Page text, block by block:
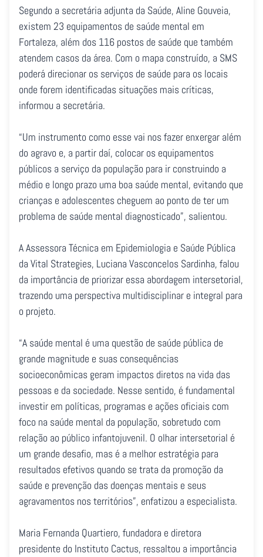
Segundo a secretária adjunta da Saúde, Aline Gouveia,
existem 23 equipamentos de saúde mental em
Fortaleza, além dos 116 postos de saúde que também
atendem casos da área. Com o mapa construído, a SMS
poderá direcionar os serviços de saúde para os locais
onde forem identificadas situações mais críticas,
informou a secretária.
“Um instrumento como esse vai nos fazer enxergar além
do agravo e, a partir daí, colocar os equipamentos
públicos a serviço da população para ir construindo a
médio e longo prazo uma boa saúde mental, evitando que
crianças e adolescentes cheguem ao ponto de ter um
problema de saúde mental diagnosticado”, salientou.
A Assessora Técnica em Epidemiologia e Saúde Pública
da Vital Strategies, Luciana Vasconcelos Sardinha, falou
da importância de priorizar essa abordagem intersetorial,
trazendo uma perspectiva multidisciplinar e integral para
o projeto.
“A saúde mental é uma questão de saúde pública de
grande magnitude e suas consequências
socioeconômicas geram impactos diretos na vida das
pessoas e da sociedade. Nesse sentido, é fundamental
investir em políticas, programas e ações oficiais com
foco na saúde mental da população, sobretudo com
relação ao público infantojuvenil. O olhar intersetorial é
um grande desafio, mas é a melhor estratégia para
resultados efetivos quando se trata da promoção da
saúde e prevenção das doenças mentais e seus
agravamentos nos territórios”, enfatizou a especialista.
Maria Fernanda Quartiero, fundadora e diretora
presidente do Instituto Cactus, ressaltou a importância